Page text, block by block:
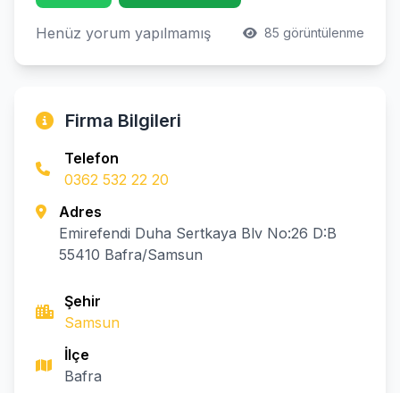
Henüz yorum yapılmamış 85 görüntülenme
Firma Bilgileri
Telefon
0362 532 22 20
Adres
Emirefendi Duha Sertkaya Blv No:26 D:B
55410 Bafra/Samsun
Şehir
Samsun
İlçe
Bafra